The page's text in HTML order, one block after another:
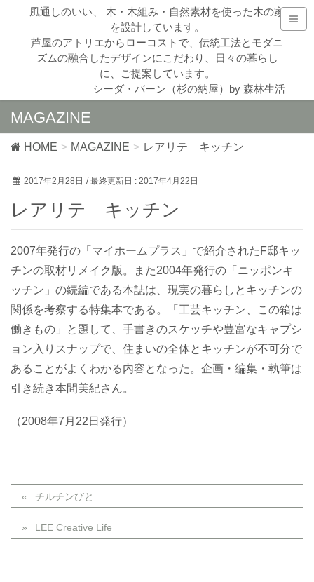
風通しのいい、 木・木組み・自然素材を使った木の家
を設計しています。
芦屋のアトリエからローコストで、伝統工法とモダニ
ズムの融合したデザインにこだわり、日々の暮らし
に、ご提案しています。
シーダ・バーン（杉の納屋）by 森林生活
MAGAZINE
HOME MAGAZINE レアリテ キッチン
2017年2月28日 / 最終更新日 : 2017年4月22日
レアリテ キッチン
2007年発行の「マイホームプラス」で紹介されたF邸キッ
チンの取材リメイク版。また2004年発行の「ニッポンキ
ッチン」の続編である本誌は、現実の暮らしとキッチンの
関係を考察する特集本である。「工芸キッチン、この箱は
働きもの」と題して、手書きのスケッチや豊富なキャプシ
ョン入りスナップで、住まいの全体とキッチンが不可分で
あることがよくわかる内容となった。企画・編集・執筆は
引き続き本間美紀さん。
（2008年7月22日発行）
チルチンびと
LEE Creative Life